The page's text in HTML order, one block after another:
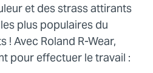
et des strass attirants
plus populaires du
! Avec Roland R-Wear,
pour effectuer le travail :